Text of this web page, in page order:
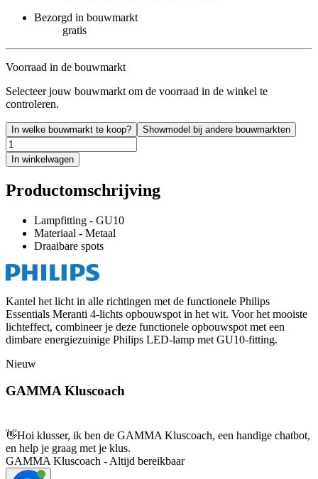
Bezorgd in bouwmarkt
gratis
Voorraad in de bouwmarkt
Selecteer jouw bouwmarkt om de voorraad in de winkel te
controleren.
In welke bouwmarkt te koop? Showmodel bij andere bouwmarkten
In winkelwagen
Productomschrijving
Lampfitting - GU10
Materiaal - Metaal
Draaibare spots
Kantel het licht in alle richtingen met de functionele Philips
Essentials Meranti 4-lichts opbouwspot in het wit. Voor het mooiste
lichteffect, combineer je deze functionele opbouwspot met een
dimbare energiezuinige Philips LED-lamp met GU10-fitting.
Nieuw
GAMMA Kluscoach
👋Hoi klusser, ik ben de GAMMA Kluscoach, een handige chatbot,
en help je graag met je klus.
GAMMA Kluscoach - Altijd bereikbaar